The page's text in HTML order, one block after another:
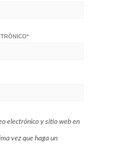
*
electrónico y sitio web en
vez que haga un